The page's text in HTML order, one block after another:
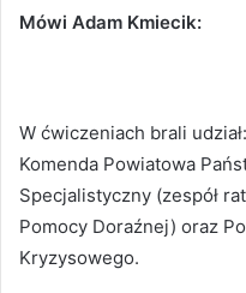
Mówi Adam Kmiecik:
W ćwiczeniach brali
Komenda Powiatowa
Specjalistyczny (zespół
Pomocy Doraźnej) oraz
Kryzysowego.